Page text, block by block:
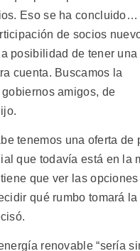
Eso se ha concluido…
de socios
posibilidad de tener una
cuenta. Buscamos la
amigos, de
tenemos una oferta de
que todavía está en la
que ver las opciones
qué rumbo tomará la
renovable “sería